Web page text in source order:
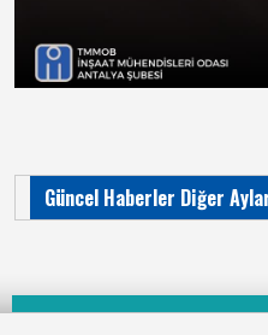
Güncel Haberler Diğer